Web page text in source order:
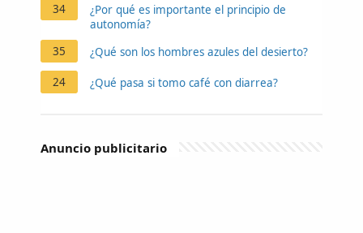
34
¿Por qué es importante el principio de
autonomía?
35
¿Qué son los hombres azules del desierto?
24 ¿Qué pasa si tomo café con diarrea?
Anuncio publicitario